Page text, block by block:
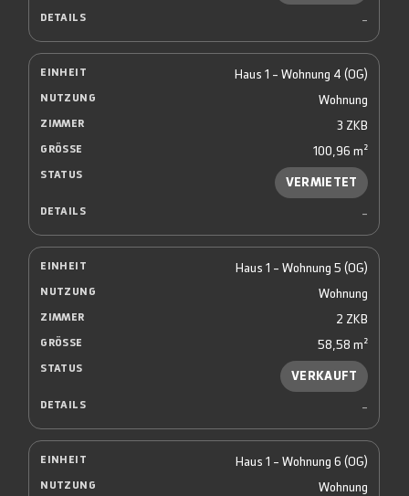
-
Haus 1 - Wohnung 4 (OG)
Wohnung
3 ZKB
100,96 m²
VERMIETET
-
Haus 1 - Wohnung 5 (OG)
Wohnung
2 ZKB
58,58 m²
VERKAUFT
-
Haus 1 - Wohnung 6 (OG)
Wohnung